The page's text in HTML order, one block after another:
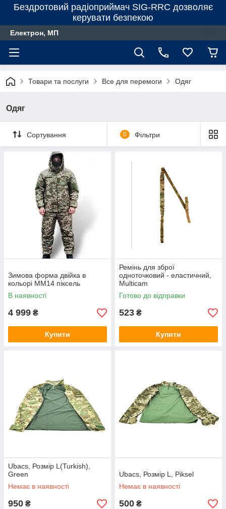
Бездротовий радіоприймач SIG-RRC дозволяє
керувати безпекою
Електрон, МП
Товари та послуги Все для перемоги Одяг
Одяг
Сортування 0 Фільтри
Зимова форма двійка в
кольорі ММ14 піксель
В наявності
4 999 ₴
Купити
Ремінь для зброї
одноточковий - еластичний,
Multicam
Готово до відправки
523 ₴
Купити
Ubacs, Розмір L(Turkish),
Green
Немає в наявності
950 ₴
Ubacs, Розмір L, Piksel
Немає в наявності
500 ₴